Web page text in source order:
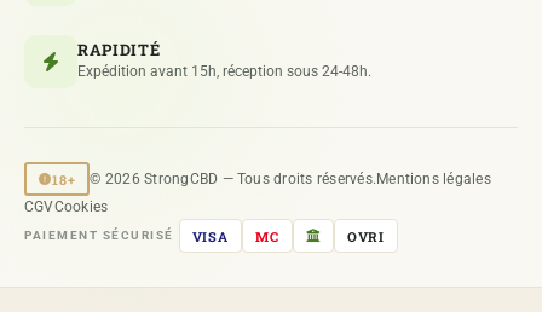
RAPIDITÉ
Expédition avant 15h, réception sous 24-48h.
18+ © 2026 StrongCBD — Tous droits réservés.Mentions légales
CGVCookies
PAIEMENT SÉCURISÉ VISA MC OVRI